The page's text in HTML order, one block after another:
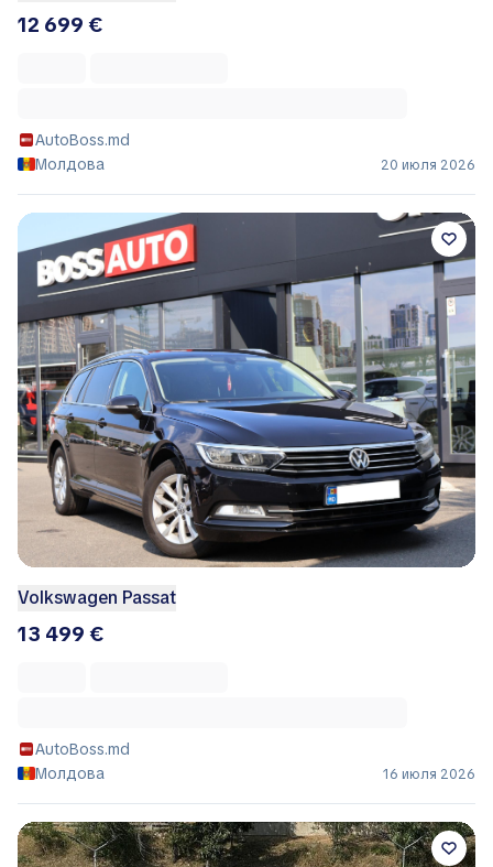
12 699 €
AutoBoss.md
Молдова
20 июля 2026
Volkswagen Passat
13 499 €
AutoBoss.md
Молдова
16 июля 2026